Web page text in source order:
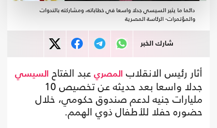
دائما ما يثير السيسي جدلا واسعا في خطاباته، ومشاركته بالندوات
والمؤتمرات- الرئاسة المصرية
شارك الخبر
أثار رئيس الانقلابالمصريعبد الفتاحالسيسي
جدلا واسعا بعد حديثه عن تخصيص 10
مليارات جنيه لدعم صندوق حكومي، خلال
حضوره حفلا للأطفال ذوي الهمم.